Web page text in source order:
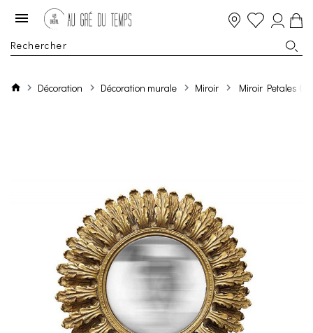
Décoration Décoration murale Miroir Miroir Petales